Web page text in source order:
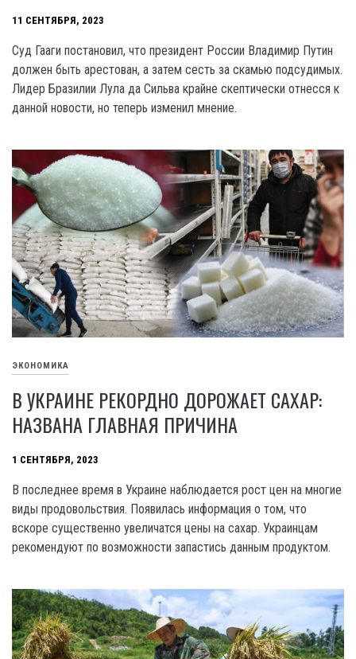
11 СЕНТЯБРЯ, 2023
Суд Гааги постановил, что президент России Владимир Путин
должен быть арестован, а затем сесть за скамью подсудимых.
Лидер Бразилии Лула да Сильва крайне скептически отнесся к
данной новости, но теперь изменил мнение.
ЭКОНОМИКА
В УКРАИНЕ РЕКОРДНО ДОРОЖАЕТ САХАР:
НАЗВАНА ГЛАВНАЯ ПРИЧИНА
1 СЕНТЯБРЯ, 2023
В последнее время в Украине наблюдается рост цен на многие
виды продовольствия. Появилась информация о том, что
вскоре существенно увеличатся цены на сахар. Украинцам
рекомендуют по возможности запастись данным продуктом.